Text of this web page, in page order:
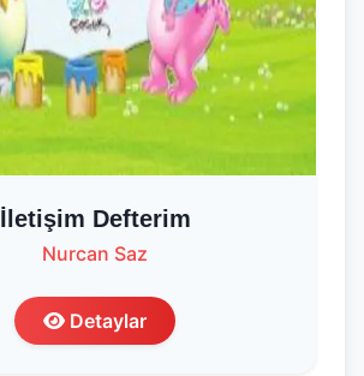
İletişim Defterim
Nurcan Saz
Detaylar